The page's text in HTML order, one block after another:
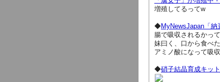
増殖してるってw
◆MyNewsJapan「
腸で吸収されるかっ
妹曰く、口から食べ
アミノ酸になって吸
◆硝子結晶育成キット